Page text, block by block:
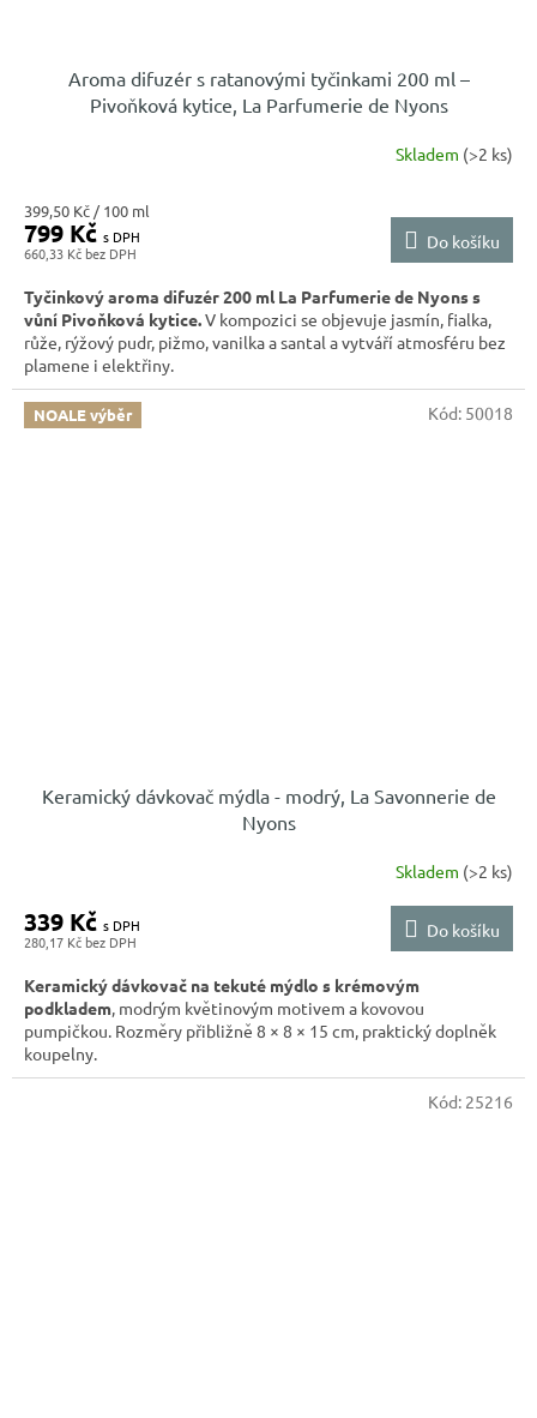
Aroma difuzér s ratanovými tyčinkami 200 ml –
Pivoňková kytice, La Parfumerie de Nyons
Skladem (>2 ks)
660,33 Kč
799 Kč
Měrná
cena:
399,50 Kč / 100 ml
Do košíku
Tyčinkový aroma difuzér 200 ml La Parfumerie de Nyons s
vůní Pivoňková kytice.V kompozici se objevuje jasmín, fialka,
růže, rýžový pudr, pižmo, vanilka a santal a vytváří atmosféru bez
plamene i elektřiny.
NOALE výběr
Keramický dávkovač mýdla - modrý, La Savonnerie de
Nyons
Skladem (>2 ks)
280,17 Kč
339 Kč Do košíku
Keramický dávkovač na tekuté mýdlo s krémovým
podkladem, modrým květinovým motivem a kovovou
pumpičkou. Rozměry přibližně 8 × 8 × 15 cm, praktický doplněk
koupelny.
Kód: 50018
Kód: 25216